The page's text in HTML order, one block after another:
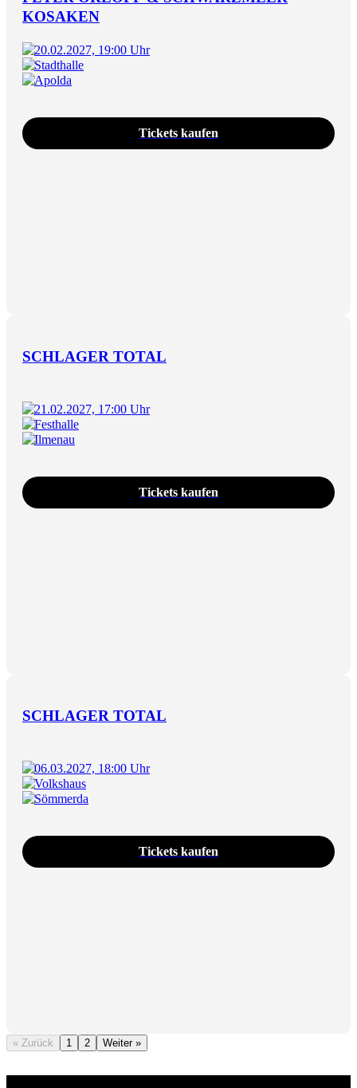
KOSAKEN
20.02.2027, 19:00 Uhr
Stadthalle
Apolda
Tickets kaufen
SCHLAGER TOTAL
21.02.2027, 17:00 Uhr
Festhalle
Ilmenau
Tickets kaufen
SCHLAGER TOTAL
06.03.2027, 18:00 Uhr
Volkshaus
Sömmerda
Tickets kaufen
« Zurück 1 2 Weiter »